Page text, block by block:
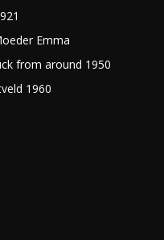
Emma
from around 1950
1960